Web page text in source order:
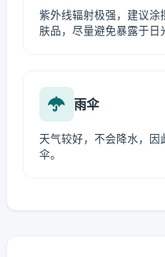
紫外线辐射极强，建议涂
肤品，尽量避免暴露于日
雨伞
天气较好，不会降水，
伞。